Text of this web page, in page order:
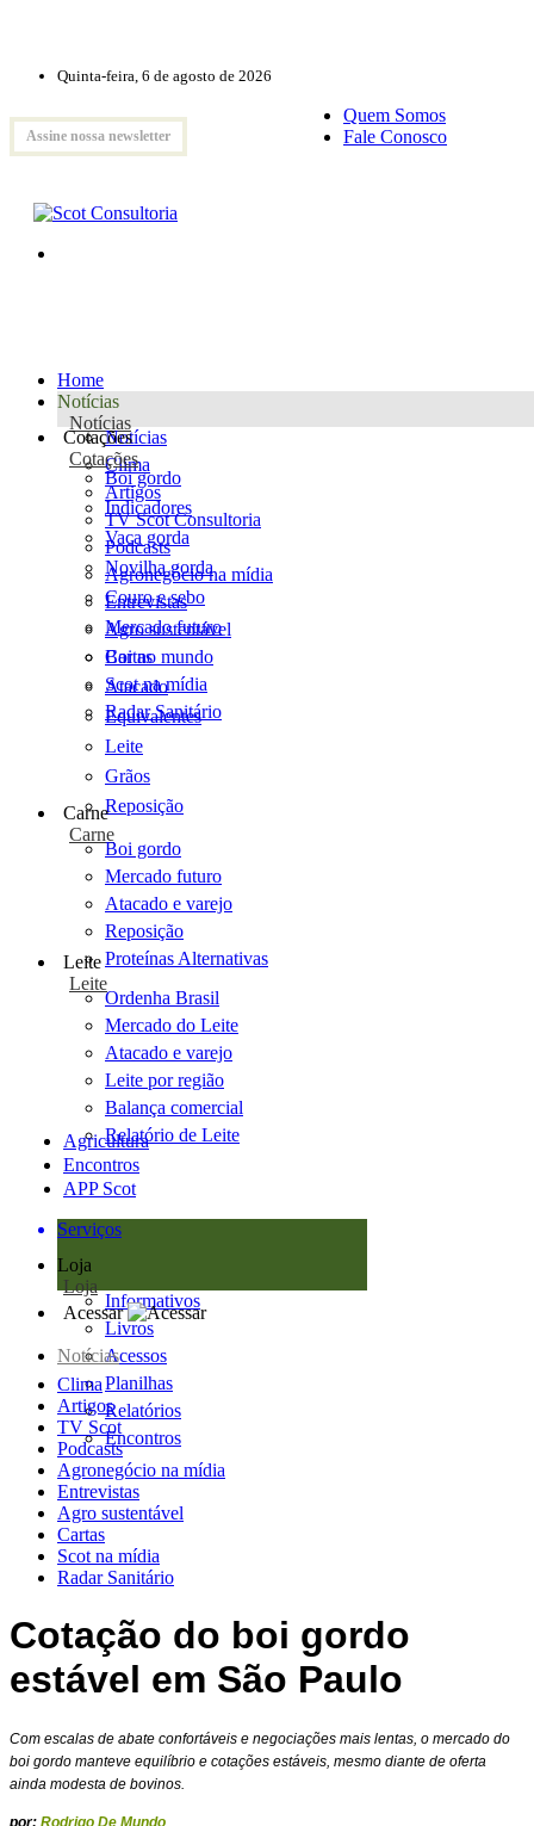
Quinta-feira, 6 de agosto de 2026
Assine nossa newsletter
Quem Somos
Fale Conosco
Home
Notícias
Notícias
Notícias
Clima
Artigos
TV Scot Consultoria
Podcasts
Agronegócio na mídia
Entrevistas
Agro sustentável
Cartas
Scot na mídia
Radar Sanitário
Cotações
Cotações
Boi gordo
Indicadores
Vaca gorda
Novilha gorda
Couro e sebo
Mercado futuro
Boi no mundo
Atacado
Equivalentes
Leite
Grãos
Reposição
Carne
Carne
Boi gordo
Mercado futuro
Atacado e varejo
Reposição
Proteínas Alternativas
Leite
Leite
Ordenha Brasil
Mercado do Leite
Atacado e varejo
Leite por região
Balança comercial
Relatório de Leite
Agricultura
Encontros
APP Scot
Serviços
Loja
Loja
Informativos
Livros
Acessos
Planilhas
Relatórios
Encontros
Acessar
Notícias
Clima
Artigos
TV Scot
Podcasts
Agronegócio na mídia
Entrevistas
Agro sustentável
Cartas
Scot na mídia
Radar Sanitário
Cotação do boi gordo
estável em São Paulo
Com escalas de abate confortáveis e negociações mais lentas, o mercado do
boi gordo manteve equilíbrio e cotações estáveis, mesmo diante de oferta
ainda modesta de bovinos.
por: Rodrigo De Mundo